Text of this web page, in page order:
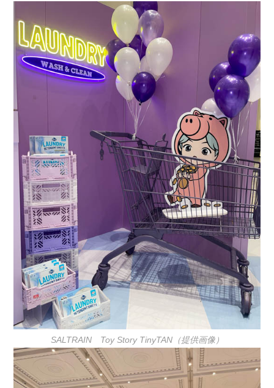
SALTRAIN Toy Story TinyTAN（提供画像）